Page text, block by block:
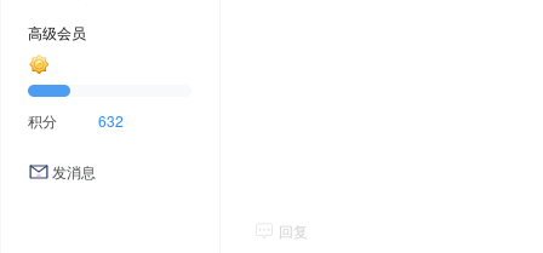
高级会员
积分 632
发消息
回复